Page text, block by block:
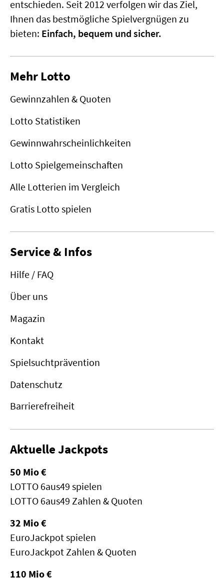
entschieden. Seit 2012 verfolgen wir das Ziel,
Ihnen das bestmögliche Spielvergnügen zu
bieten: Einfach, bequem und sicher.
Mehr Lotto
Gewinnzahlen & Quoten
Lotto Statistiken
Gewinnwahrscheinlichkeiten
Lotto Spielgemeinschaften
Alle Lotterien im Vergleich
Gratis Lotto spielen
Service & Infos
Hilfe / FAQ
Über uns
Magazin
Kontakt
Spielsuchtprävention
Datenschutz
Barrierefreiheit
Aktuelle Jackpots
50 Mio €
LOTTO 6aus49 spielen
LOTTO 6aus49 Zahlen & Quoten
32 Mio €
EuroJackpot spielen
EuroJackpot Zahlen & Quoten
110 Mio €